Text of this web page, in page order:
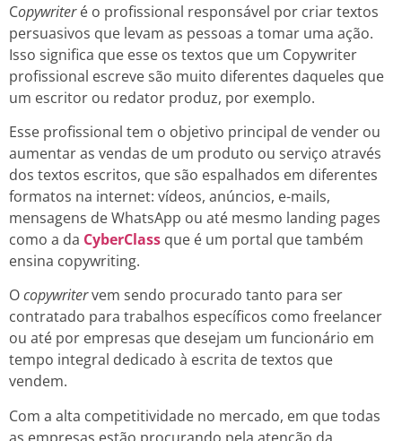
Copywriteré o profissional responsável por criar textos
persuasivos que levam as pessoas a tomar uma ação.
Isso significa que esse os textos que um Copywriter
profissional escreve são muito diferentes daqueles que
um escritor ou redator produz, por exemplo.
Esse profissional tem o objetivo principal de vender ou
aumentar as vendas de um produto ou serviço através
dos textos escritos, que são espalhados em diferentes
formatos na internet: vídeos, anúncios, e-mails,
mensagens de WhatsApp ou até mesmo landing pages
como a da CyberClass que é um portal que também
ensina copywriting.
Ocopywritervem sendo procurado tanto para ser
contratado para trabalhos específicos como freelancer
ou até por empresas que desejam um funcionário em
tempo integral dedicado à escrita de textos que
vendem.
Com a alta competitividade no mercado, em que todas